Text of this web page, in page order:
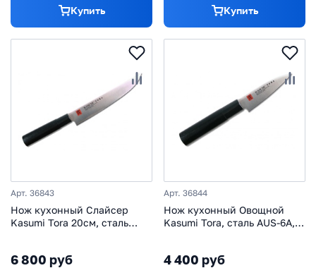
Купить Купить
Арт. 36843
Нож кухонный Слайсер
Kasumi Tora 20см, сталь
древесина
6 800 руб
Арт. 36844
Нож кухонный Овощной
Kasumi Tora, сталь AUS-6A,
4 400 руб